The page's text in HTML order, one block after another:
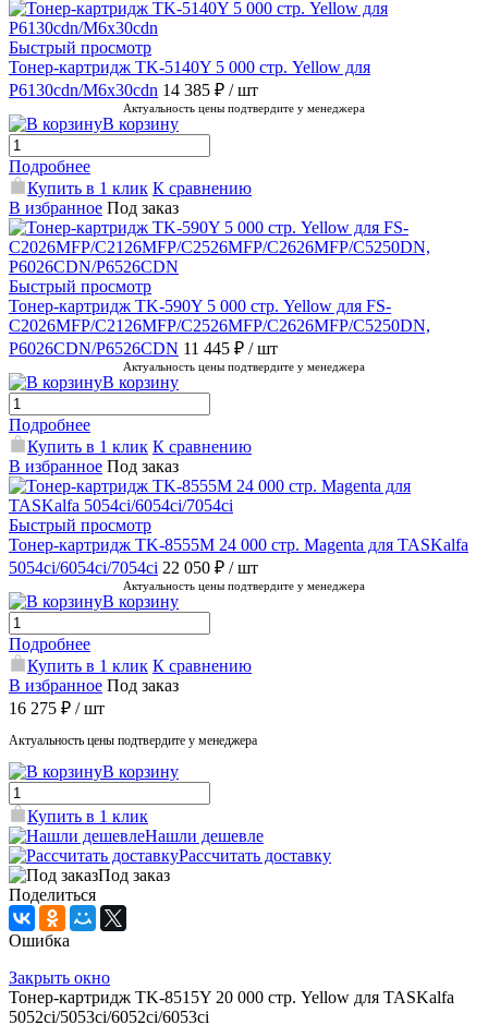
Быстрый просмотр
Тонер-картридж TK-5140Y 5 000 стр. Yellow для
P6130cdn/M6x30cdn 14 385 ₽ / шт
Актуальность цены подтвердите у менеджера
В корзину
Подробнее
Купить в 1 клик К сравнению
В избранное Под заказ
Быстрый просмотр
Тонер-картридж TK-590Y 5 000 стр. Yellow для FS-
C2026MFP/C2126MFP/C2526MFP/C2626MFP/C5250DN,
P6026CDN/P6526CDN 11 445 ₽ / шт
Актуальность цены подтвердите у менеджера
В корзину
Подробнее
Купить в 1 клик К сравнению
В избранное Под заказ
Быстрый просмотр
Тонер-картридж TK-8555M 24 000 стр. Magenta для TASKalfa
5054ci/6054ci/7054ci 22 050 ₽ / шт
Актуальность цены подтвердите у менеджера
В корзину
Подробнее
Купить в 1 клик К сравнению
В избранное Под заказ
16 275 ₽ / шт
Актуальность цены подтвердите у менеджера
В корзину
Купить в 1 клик
Нашли дешевле
Рассчитать доставку
Под заказ
Поделиться
Ошибка
Закрыть окно
Тонер-картридж TK-8515Y 20 000 стр. Yellow для TASKalfa
5052ci/5053ci/6052ci/6053ci